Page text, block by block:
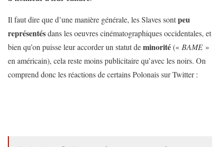
Il faut dire que d’une manière générale, les Slaves sontpeu
représentésdans les oeuvres cinématographiques occidentales, et
bien qu’on puisse leur accorder un statut deminorité(« BAME »
en américain), cela reste moins publicitaire qu’avec les noirs. On
comprend donc les réactions de certains Polonais sur Twitter :